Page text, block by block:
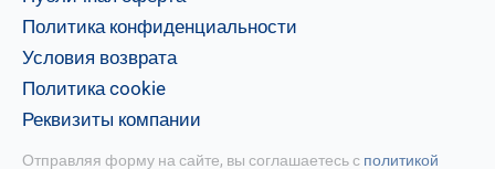
Политика конфиденциальности
Условия возврата
Политика cookie
Реквизиты компании
Отправляя форму на сайте, вы соглашаетесь с политикой